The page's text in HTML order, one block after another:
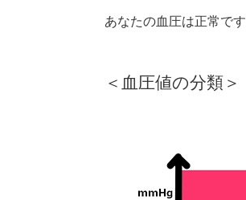
あなたの血圧は正常で
＜血圧値の分類＞